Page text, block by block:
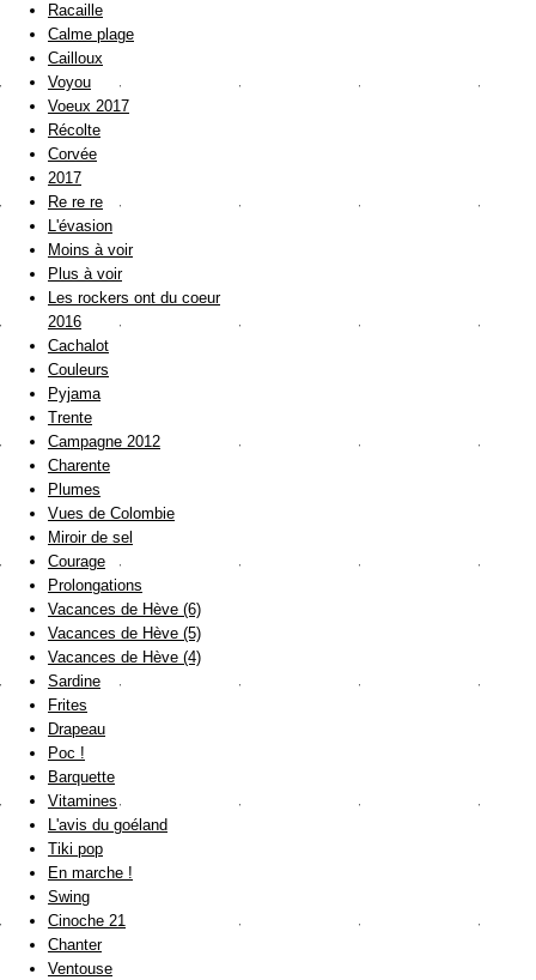
Racaille
Calme plage
Cailloux
Voyou
Voeux 2017
Récolte
Corvée
2017
Re re re
L'évasion
Moins à voir
Plus à voir
Les rockers ont du coeur
2016
Cachalot
Couleurs
Pyjama
Trente
Campagne 2012
Charente
Plumes
Vues de Colombie
Miroir de sel
Courage
Prolongations
Vacances de Hève (6)
Vacances de Hève (5)
Vacances de Hève (4)
Sardine
Frites
Drapeau
Poc !
Barquette
Vitamines
L'avis du goéland
Tiki pop
En marche !
Swing
Cinoche 21
Chanter
Ventouse